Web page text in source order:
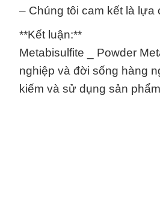
– Chúng tôi cam kết là
**Kết luận:**
Metabisulfite _ Powder
nghiệp và đời sống hàng
kiếm và sử dụng sản